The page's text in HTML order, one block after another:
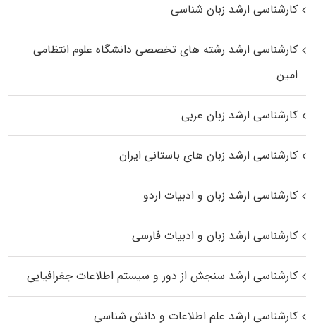
کارشناسی ارشد زبان شناسی
کارشناسی ارشد رﺷﺘﻪ ﻫﺎی تخصصی داﻧﺸﮕﺎه ﻋﻠﻮم انتظامی
اﻣﻴﻦ
کارشناسی ارشد زبان عربی
کارشناسی ارشد زبان‌ های باستانی ایران
کارشناسی ارشد زبان و ادبیات اردو
کارشناسی ارشد زبان و ادبیات فارسی
کارشناسی ارشد سنجش از دور و سیستم اطلاعات جغرافیایی
کارشناسی ارشد علم اطلاعات و دانش شناسی